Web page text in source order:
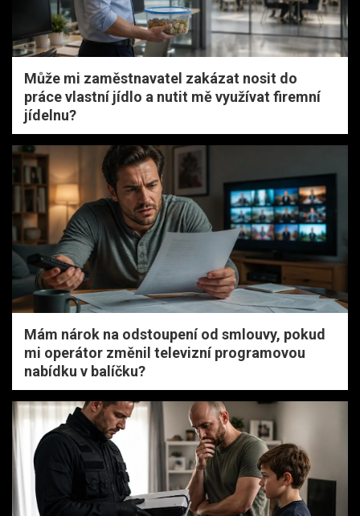
Může mi zaměstnavatel zakázat nosit do
práce vlastní jídlo a nutit mě využívat firemní
jídelnu?
Mám nárok na odstoupení od smlouvy, pokud
mi operátor změnil televizní programovou
nabídku v balíčku?